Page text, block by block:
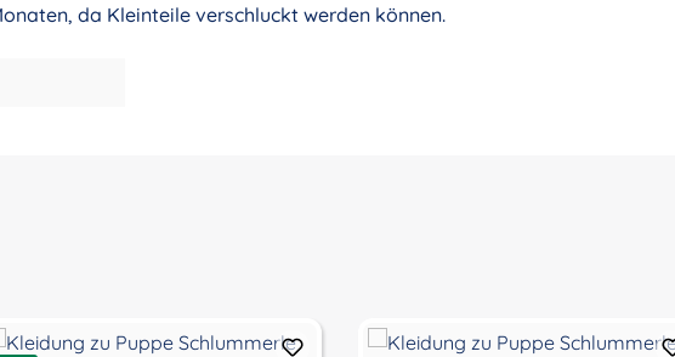
da Kleinteile verschluckt werden können.